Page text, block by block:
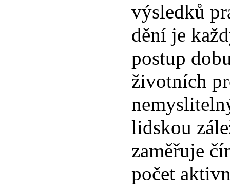
výsledků
dění je
postup
životních
lidskou
zaměřuje
počet